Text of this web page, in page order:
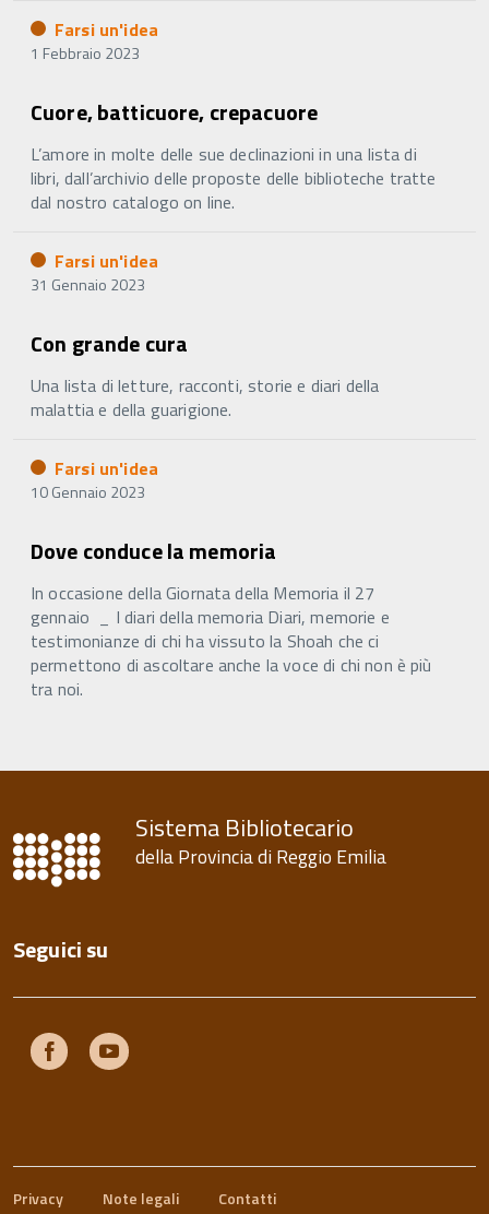
Farsi un'idea
1 Febbraio 2023
Cuore, batticuore, crepacuore
L’amore in molte delle sue declinazioni in una lista di
libri, dall’archivio delle proposte delle biblioteche tratte
dal nostro catalogo on line.
Farsi un'idea
31 Gennaio 2023
Con grande cura
Una lista di letture, racconti, storie e diari della
malattia e della guarigione.
Farsi un'idea
10 Gennaio 2023
Dove conduce la memoria
In occasione della Giornata della Memoria il 27
gennaio _ I diari della memoria Diari, memorie e
testimonianze di chi ha vissuto la Shoah che ci
permettono di ascoltare anche la voce di chi non è più
tra noi.
Sistema Bibliotecario
della Provincia di Reggio Emilia
Seguici su
Facebook
Privacy Note legali Contatti